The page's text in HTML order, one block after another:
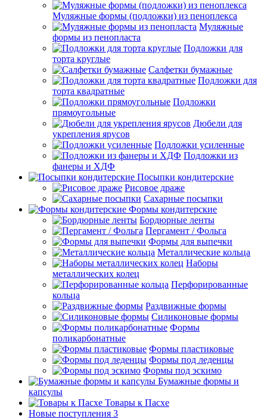
Муляжные формы (подложки) из пеноплекса
Муляжные
формы из пенопласта
Подложки для
торта круглые
Салфетки бумажные
Подложки для
торта квадратные
Подложки
прямоугольные
Дюбели для
укрепления ярусов
Подложки усиленные
Подложки из
фанеры и ХДФ
Посыпки кондитерские
Рисовое драже
Сахарные посыпки
Формы кондитерские
Бордюрные ленты
Пергамент / Фольга
Формы для выпечки
Металлические кольца
Наборы
металлических колец
Перфорированные
кольца
Раздвижные формы
Силиконовые формы
Формы
поликарбонатные
Формы пластиковые
Формы под леденцы
Формы под эскимо
Бумажные формы и
капсулы
Товары к Пасхе
Новые поступления 3